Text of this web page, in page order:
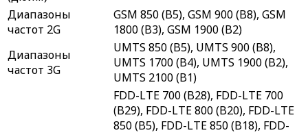
Диапазоны
частот 2G
GSM 850 (B5), GSM 900 (B8), GSM
1800 (B3), GSM 1900 (B2)
Диапазоны
частот 3G
UMTS 850 (B5), UMTS 900 (B8),
UMTS 1700 (B4), UMTS 1900 (B2),
UMTS 2100 (B1)
FDD-LTE 700 (B28), FDD-LTE 700
(B29), FDD-LTE 800 (B20), FDD-LTE
850 (B5), FDD-LTE 850 (B18), FDD-